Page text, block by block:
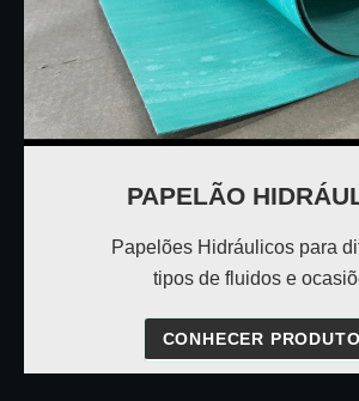
PAPELÃO
Papelões Hidráulicos para
tipos de fluidos e
CONHECER